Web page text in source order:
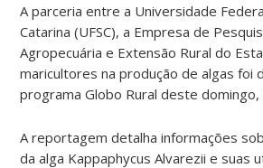
A parceria entre a Universidade
Catarina (UFSC), a Empresa de
Agropecuária e Extensão Rural do
maricultores na produção de algas foi
programa Globo Rural deste domingo,
A reportagem detalha informações
da alga Kappaphycus Alvarezii e suas